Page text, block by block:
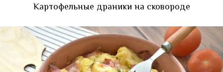
Картофельные драники на сковороде